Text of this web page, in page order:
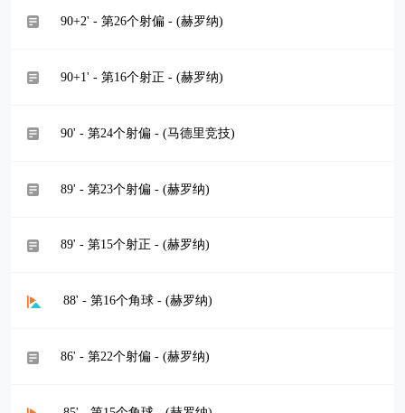
90+2' - 第26个射偏 - (赫罗纳)
90+1' - 第16个射正 - (赫罗纳)
90' - 第24个射偏 - (马德里竞技)
89' - 第23个射偏 - (赫罗纳)
89' - 第15个射正 - (赫罗纳)
88' - 第16个角球 - (赫罗纳)
86' - 第22个射偏 - (赫罗纳)